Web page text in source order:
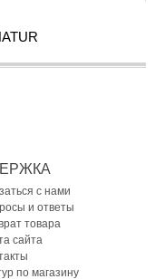
с нами
и ответы
товара
сайта
по магазину